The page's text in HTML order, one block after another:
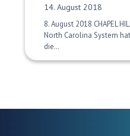
Veröffentlichungsdatum:
14. August 2018
8. August 2018 CHAPEL
North Carolina System
die…